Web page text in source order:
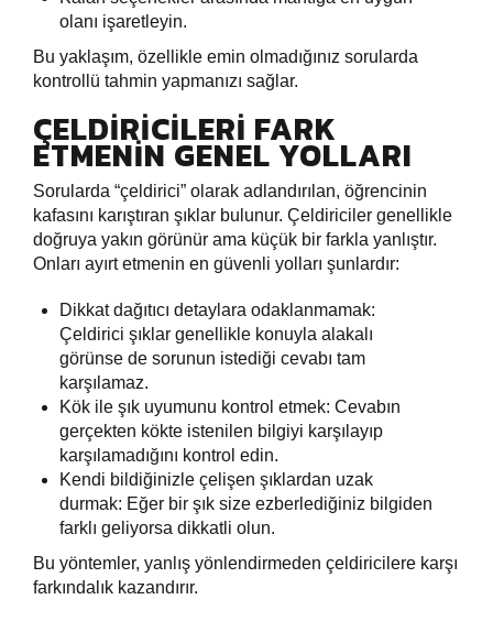
olanı işaretleyin.
Bu yaklaşım, özellikle emin olmadığınız sorularda
kontrollü tahmin yapmanızı sağlar.
ÇELDIRICILERI FARK
ETMENIN GENEL YOLLARI
Sorularda “çeldirici” olarak adlandırılan, öğrencinin
kafasını karıştıran şıklar bulunur. Çeldiriciler genellikle
doğruya yakın görünür ama küçük bir farkla yanlıştır.
Onları ayırt etmenin en güvenli yolları şunlardır:
Dikkat dağıtıcı detaylara odaklanmamak:
Çeldirici şıklar genellikle konuyla alakalı
görünse de sorunun istediği cevabı tam
karşılamaz.
Kök ile şık uyumunu kontrol etmek: Cevabın
gerçekten kökte istenilen bilgiyi karşılayıp
karşılamadığını kontrol edin.
Kendi bildiğinizle çelişen şıklardan uzak
durmak: Eğer bir şık size ezberlediğiniz bilgiden
farklı geliyorsa dikkatli olun.
Bu yöntemler, yanlış yönlendirmeden çeldiricilere karşı
farkındalık kazandırır.